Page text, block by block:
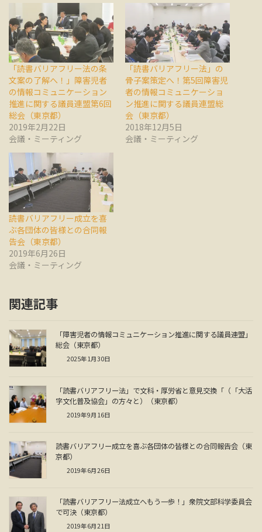
「読書バリアフリー法の条
文案の了解へ！」障害児者
の情報コミュニケーション
推進に関する議員連盟第6回
総会（東京都）
2019年2月22日
会議・ミーティング
「読書バリアフリー法」の
骨子案策定へ！第5回障害児
者の情報コミュニケーショ
ン推進に関する議員連盟総
会（東京都）
2018年12月5日
会議・ミーティング
読書バリアフリー成立を喜
ぶ各団体の皆様との合同報
告会（東京都）
2019年6月26日
会議・ミーティング
関連記事
「障害児者の情報コミュニケーション推進に関する議員連盟」
総会（東京都）
2025年1月30日
「読書バリアフリー法」で文科・厚労省と意見交換「（「大活
字文化普及協会」の方々と）（東京都）
2019年9月16日
読書バリアフリー成立を喜ぶ各団体の皆様との合同報告会（東
京都）
2019年6月26日
「読書バリアフリー法成立へもう一歩！」衆院文部科学委員会
で可決（東京都）
2019年6月21日